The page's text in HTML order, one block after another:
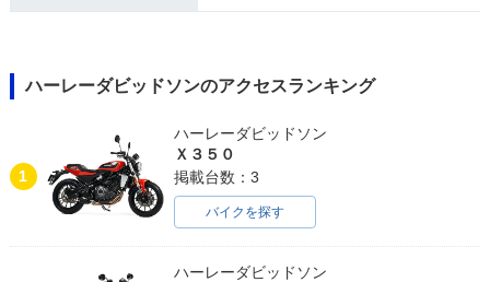
ハーレーダビッドソンのアクセスランキング
1
ハーレーダビッドソン
Ｘ３５０
掲載台数：3
バイクを探す
ハーレーダビッドソン